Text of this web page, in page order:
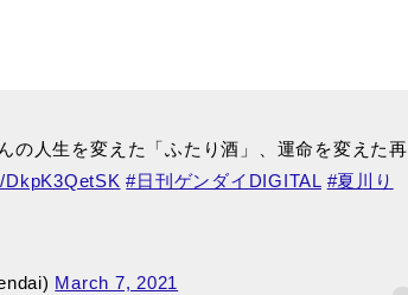
の人生を変えた「ふたり酒」、運命を変えた再
#日刊ゲンダイDIGITAL #夏川り
March 7, 2021